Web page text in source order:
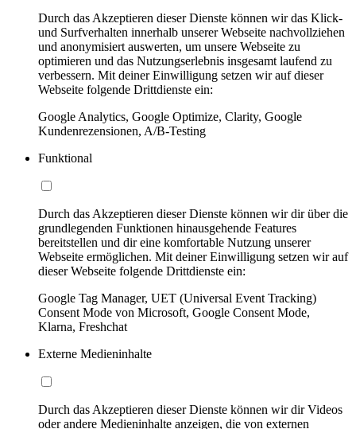
Durch das Akzeptieren dieser Dienste können wir das Klick-
und Surfverhalten innerhalb unserer Webseite nachvollziehen
und anonymisiert auswerten, um unsere Webseite zu
optimieren und das Nutzungserlebnis insgesamt laufend zu
verbessern. Mit deiner Einwilligung setzen wir auf dieser
Webseite folgende Drittdienste ein:
Google Analytics, Google Optimize, Clarity, Google
Kundenrezensionen, A/B-Testing
Funktional
Durch das Akzeptieren dieser Dienste können wir dir über die
grundlegenden Funktionen hinausgehende Features
bereitstellen und dir eine komfortable Nutzung unserer
Webseite ermöglichen. Mit deiner Einwilligung setzen wir auf
dieser Webseite folgende Drittdienste ein:
Google Tag Manager, UET (Universal Event Tracking)
Consent Mode von Microsoft, Google Consent Mode,
Klarna, Freshchat
Externe Medieninhalte
Durch das Akzeptieren dieser Dienste können wir dir Videos
oder andere Medieninhalte anzeigen, die von externen